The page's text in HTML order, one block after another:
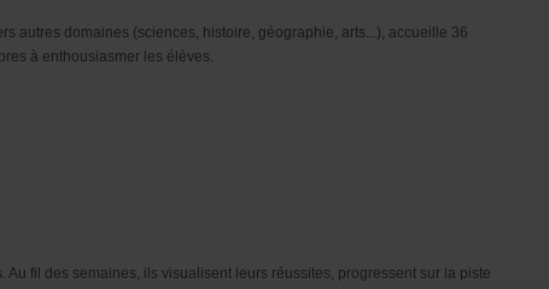
autres domaines (sciences, histoire, géographie, arts...), accueille 36
à enthousiasmer les élèves.
fil des semaines, ils visualisent leurs réussites, progressent sur la piste